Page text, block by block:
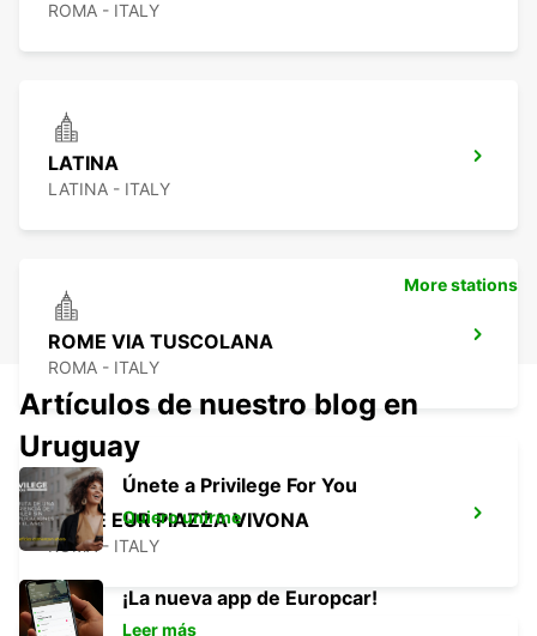
ROMA - ITALY
LATINA
LATINA - ITALY
ROME VIA TUSCOLANA
ROMA - ITALY
ROME EUR PIAZZA VIVONA
ROMA - ITALY
More stations
Artículos de nuestro blog en
Uruguay
Únete a Privilege For You
Quiero unirme
¡La nueva app de Europcar!
Leer más